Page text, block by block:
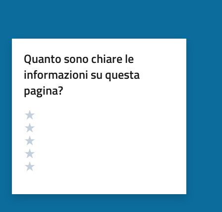
Quanto sono chiare le
informazioni su questa
pagina?
Valutazione